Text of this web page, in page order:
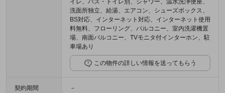
イレ、バス・トイレ別、シャワー、温水洗浄便座、
洗面所独立、給湯、エアコン、シューズボックス、
BS対応、インターネット対応、インターネット使用
料無料、フローリング、バルコニー、室内洗濯機置
場、南面バルコニー、TVモニタ付インターホン、駐
車場あり
この物件の詳しい情報を送ってもらう
契約期間 －